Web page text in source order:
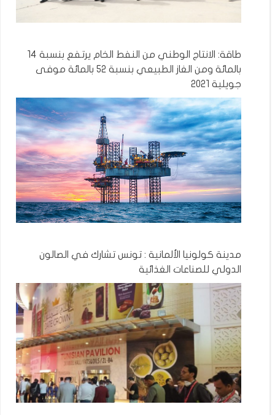
طاقة: الانتاج الوطني من النفط الخام يرتفع بنسبة 14
بالمائة ومن الغاز الطبيعي بنسبة 52 بالمائة موفى
جويلية 2021
مدينة كولونيا الألمانية : تونس تشارك في الصالون
الدولي للصناعات الغذائية